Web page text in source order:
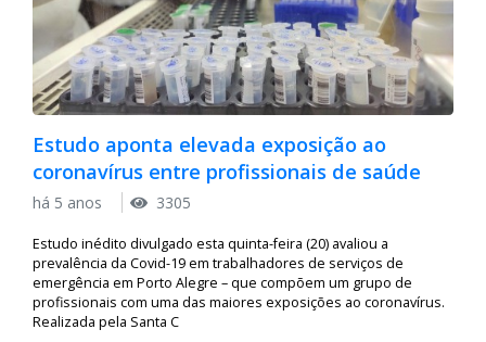
Estudo aponta elevada exposição ao
coronavírus entre profissionais de saúde
há 5 anos 3305
Estudo inédito divulgado esta quinta-feira (20) avaliou a
prevalência da Covid-19 em trabalhadores de serviços de
emergência em Porto Alegre – que compõem um grupo de
profissionais com uma das maiores exposições ao coronavírus.
Realizada pela Santa C